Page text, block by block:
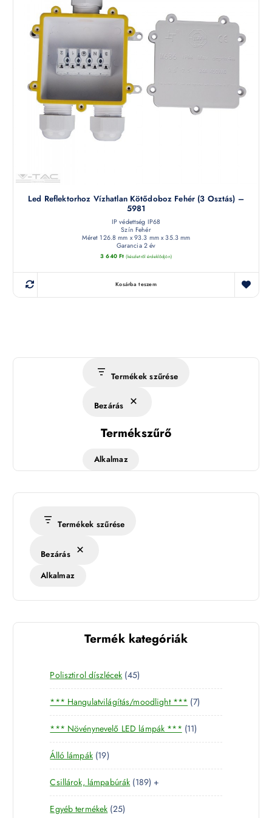
Led Reflektorhoz Vízhatlan Kötődoboz Fehér (3 Osztás) –
5981
IP védettség IP68
Szín Fehér
Méret 126.8 mm x 93.3 mm x 35.3 mm
Garancia 2 év
3 640 Ft (készletről érdeklődjön)
Kosárba teszem
Termékek szűrése
Bezárás
Termékszűrő
Alkalmaz
Termékek szűrése
Bezárás
Alkalmaz
Termék kategóriák
Polisztirol díszlécek 454
5
t
e
r
m
k
*** Hangulatvilágítás/moodlight *** 77
t
r
é
*** Növénynevelő LED lámpák *** 111
1
e
m
Álló lámpák 191
9
t
e
r
Csillárok, lámpabúrák 1891
8
+
Egyéb termékek 252